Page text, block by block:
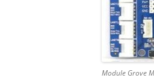
Module Grove